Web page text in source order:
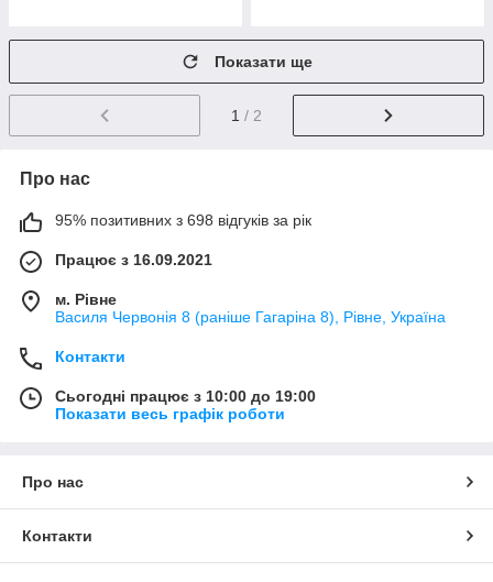
Показати ще
1 / 2
Про нас
95% позитивних з 698 відгуків за рік
Працює з 16.09.2021
м. Рівне
Василя Червонія 8 (раніше Гагаріна 8), Рівне, Україна
Контакти
Сьогодні працює з 10:00 до 19:00
Показати весь графік роботи
Про нас
Контакти